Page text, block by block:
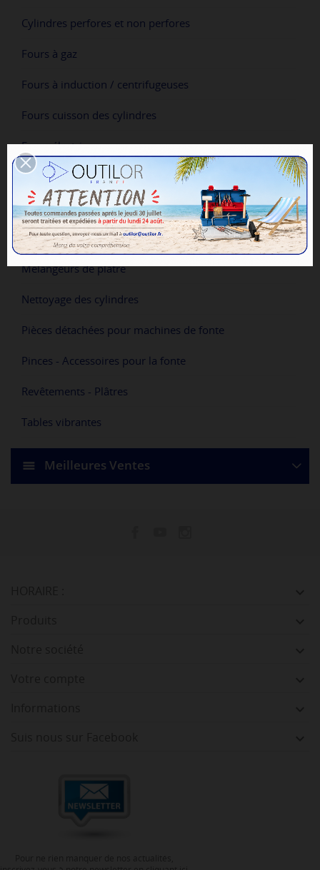
Cylindres perfores et non perfores
Fours à gaz
Fours à induction / centrifugeuses
Fours cuisson des cylindres
Fours électriques
Lingotières
Machines de fonte
Machines de fonte compactes
Mélangeurs de plâtre
Nettoyage des cylindres
Pièces détachées pour machines de fonte
Pinces - Accessoires pour la fonte
Revêtements - Plâtres
Tables vibrantes
Meilleures Ventes